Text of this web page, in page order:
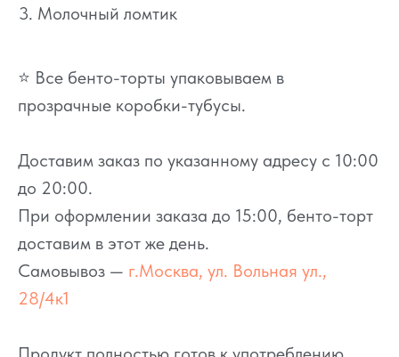
Молочный ломтик
⭐ Все бенто-торты упаковываем в
прозрачные коробки-тубусы.
Доставим заказ по указанному адресу с 10:00
до 20:00.
При оформлении заказа до 15:00, бенто-торт
доставим в этот же день.
Самовывоз — г.Москва, ул. Вольная ул.,
28/4к1